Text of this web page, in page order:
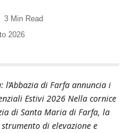
2026
3 Min Read
di Farfa annuncia i
Estivi 2026 Nella cornice
di Santa Maria di Farfa, la
di elevazione e